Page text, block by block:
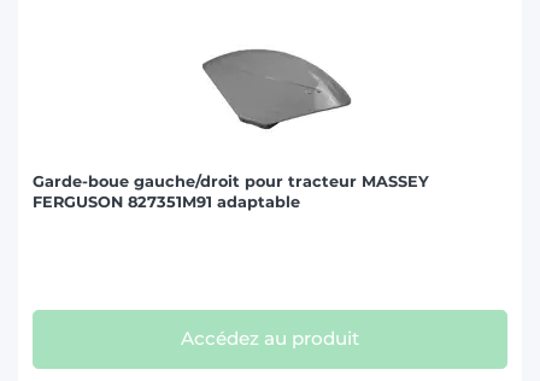
Garde-boue gauche/droit pour tracteur MASSEY
FERGUSON 827351M91 adaptable
Accédez au produit